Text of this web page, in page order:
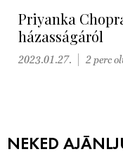
Priyanka
házasságáról
2023.01.27. 2 perc
NEKED